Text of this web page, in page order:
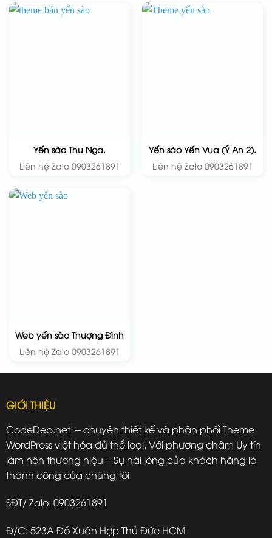
Yến sào Thu Nga.
Liên hệ Zalo 0903261891
Yến sào Yến Vua (Ý An 2).
Liên hệ Zalo 0903261891
Web yến sào Thượng Đình
Liên hệ Zalo 0903261891
GIỚI THIỆU
CodeDep.net – chuyên thiết kế và phân phối Theme
WordPress việt hóa đủ thể loại. Với phương châm Uy tín
làm nên thương hiệu – Sự hài lòng của khách hàng là
thành công của chúng tôi.
SĐT/ Zalo: 0903261891
Đ/C: 523A Đỗ Xuân Hợp Thủ Đức HCM